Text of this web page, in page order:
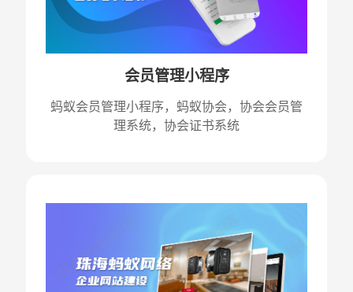
会员管理小程序
蚂蚁会员管理小程序，蚂蚁协会，协会会员管
理系统，协会证书系统